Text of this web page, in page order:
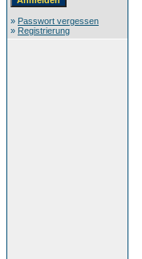
» Passwort vergessen
» Registrierung